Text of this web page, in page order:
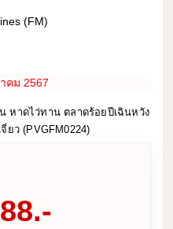
(FM)
คม 2567
หาดไว่ทาน ตลาดร้อยปีเฉินหวัง
ยว (PVGFM0224)